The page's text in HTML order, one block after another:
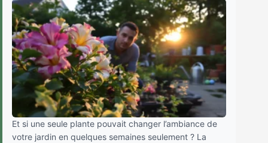
Et si une seule plante pouvait changer l’ambiance de
votre jardin en quelques semaines seulement ? La